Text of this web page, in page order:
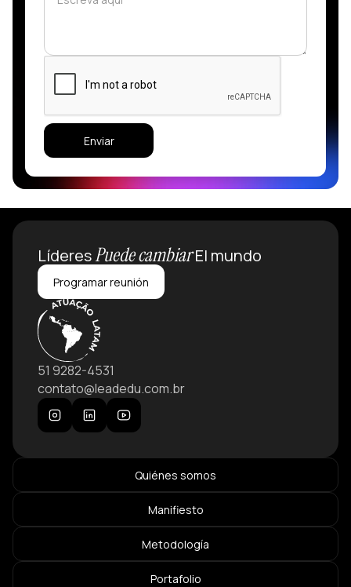
LíderesPuede cambiarEl mundo
Programar reunión
51 9282-4531
contato@leadedu.com.br
Quiénes somos
Manifiesto
Metodología
Portafolio